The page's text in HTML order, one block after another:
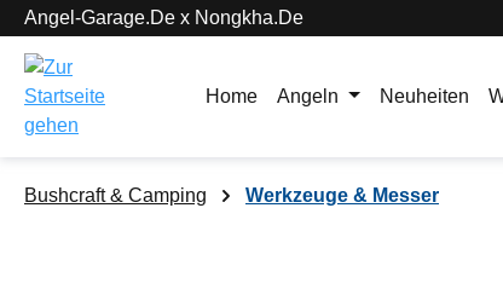
Zur Hauptnavigation springen
Angel-Garage.De x Nongkha.De
Home Angeln Neuheiten
Bushcraft & Camping Werkzeuge & Messer